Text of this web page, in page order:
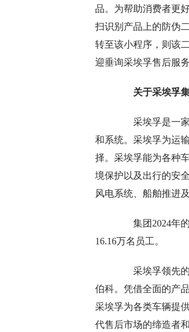
品。为帮助消费者更
扫识别产品上的防伪
转至该小程序，则该
迎垂询采埃孚售后服务
关于采埃孚
采埃孚是一家
和系统。采埃孚为运
择。采埃孚能为各种
境保护以及出行的安
风电系统、船舶推进
集团2024年的
16.16万名员工。
采埃孚领先的
伯科。凭借全面的产
采埃孚为各类车辆提
代售后市场的缔造者